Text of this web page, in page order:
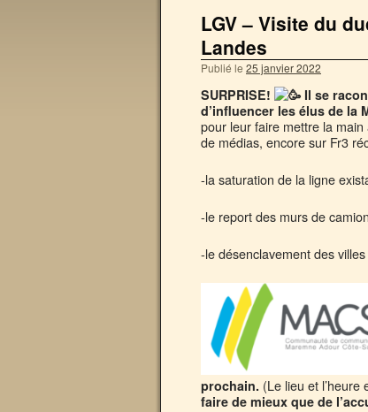
LGV – Visite du
Landes
Publié le 25 janvier 2022
SURPRISE!
Il se
d’influencer les élus de la
pour leur faire mettre la
de médias, encore sur Fr3
-la saturation de la ligne
-le report des murs de
-le désenclavement des
prochain. (Le lieu et
faire de mieux que de